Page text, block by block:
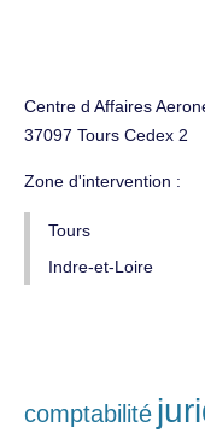
Centre d Affaires
37097 Tours Cedex 2
Zone d'intervention :
Tours
Indre-et-Loire
comptabilité